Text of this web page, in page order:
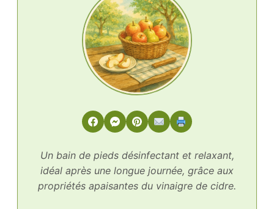
Un bain de pieds désinfectant et relaxant,
idéal après une longue journée, grâce aux
propriétés apaisantes du vinaigre de cidre.